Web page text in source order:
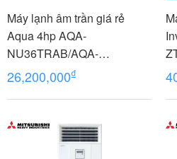
Máy lạnh âm trần giá rẻ
Aqua 4hp AQA-
NU36TRAB/AQA-
NC36TRN/PB-950QB
26,200,000₫